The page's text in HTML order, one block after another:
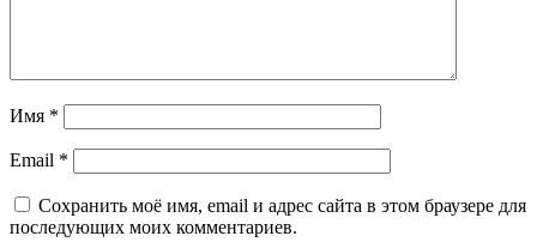
Имя *
Email *
Сохранить моё имя, email и адрес сайта в этом браузере для
последующих моих комментариев.